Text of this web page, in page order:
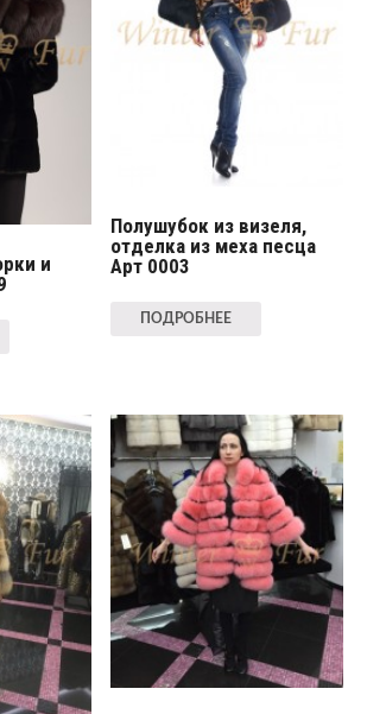
и
Полушубок из визеля,
отделка из меха песца
Арт 0003
ПОДРОБНЕЕ